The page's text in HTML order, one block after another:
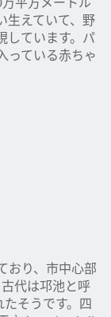
平方メートル
生えていて、野
しています。パ
っている赤ちゃ
おり、市中心部
代は邛池と呼
そうです。四